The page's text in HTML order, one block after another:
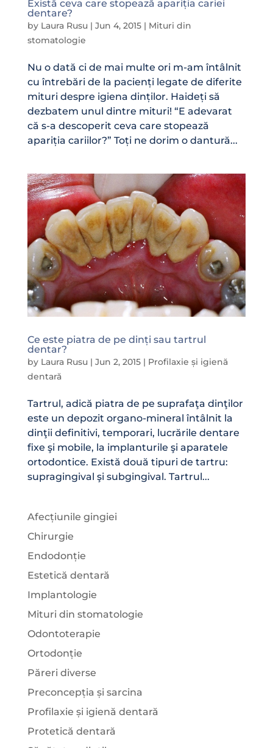
Există ceva care stopează apariția cariei
dentare?
by Laura Rusu| Jun 4, 2015| Mituri din
stomatologie
Nu o dată ci de mai multe ori m-am întâlnit
cu întrebări de la pacienți legate de diferite
mituri despre igiena dinților. Haideți să
dezbatem unul dintre mituri! “E adevarat
că s-a descoperit ceva care stopează
apariția cariilor?” Toți ne dorim o dantură...
Ce este piatra de pe dinți sau tartrul
dentar?
by Laura Rusu| Jun 2, 2015| Profilaxie și igienă
dentară
Tartrul, adică piatra de pe suprafaţa dinţilor
este un depozit organo-mineral întâlnit la
dinţii definitivi, temporari, lucrările dentare
fixe şi mobile, la implanturile şi aparatele
ortodontice. Există două tipuri de tartru:
supragingival şi subgingival. Tartrul...
Afecțiunile gingiei
Chirurgie
Endodonție
Estetică dentară
Implantologie
Mituri din stomatologie
Odontoterapie
Ortodonție
Păreri diverse
Preconcepția și sarcina
Profilaxie și igienă dentară
Protetică dentară